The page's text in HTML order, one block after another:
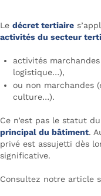
Le décret tertiaire
activités du secteur
activités
logistique…),
ou non marchandes
culture…).
Ce n’est pas le statut
principal du bâtiment.
privé est assujetti dès
significative.
Consultez notre article